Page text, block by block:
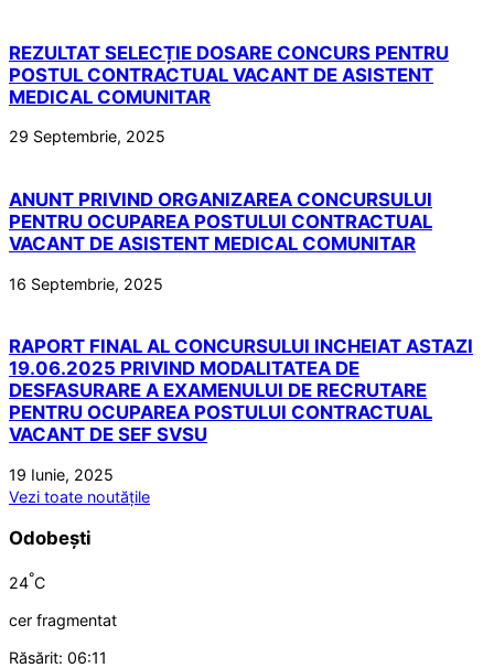
REZULTAT SELECȚIE DOSARE CONCURS PENTRU
POSTUL CONTRACTUAL VACANT DE ASISTENT
MEDICAL COMUNITAR
29 Septembrie, 2025
ANUNT PRIVIND ORGANIZAREA CONCURSULUI
PENTRU OCUPAREA POSTULUI CONTRACTUAL
VACANT DE ASISTENT MEDICAL COMUNITAR
16 Septembrie, 2025
RAPORT FINAL AL CONCURSULUI INCHEIAT ASTAZI
19.06.2025 PRIVIND MODALITATEA DE
DESFASURARE A EXAMENULUI DE RECRUTARE
PENTRU OCUPAREA POSTULUI CONTRACTUAL
VACANT DE SEF SVSU
19 Iunie, 2025
Vezi toate noutățile
Odobești
24°C
cer fragmentat
Răsărit: 06:11